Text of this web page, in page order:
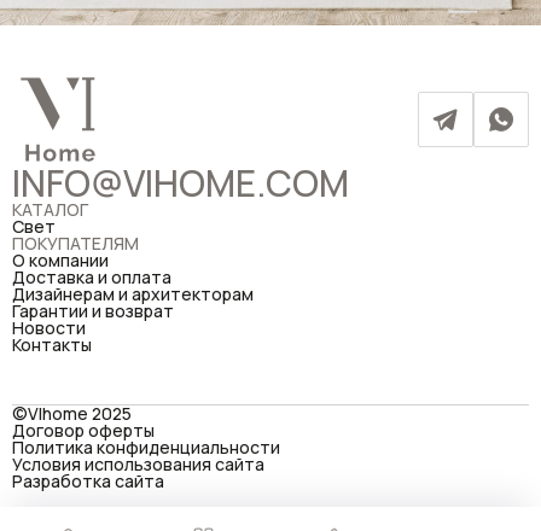
INFO@VIHOME.COM
КАТАЛОГ
Свет
ПОКУПАТЕЛЯМ
О компании
Доставка и оплата
Дизайнерам и архитекторам
Гарантии и возврат
Новости
Контакты
©VIhome 2025
Договор оферты
Политика конфиденциальности
Условия использования сайта
Разработка сайта